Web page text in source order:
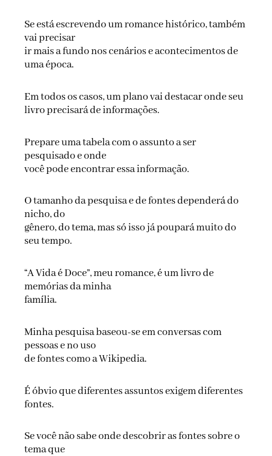
Se está escrevendo um romance histórico, também
vai precisar
ir mais a fundo nos cenários e acontecimentos de
uma época.
Em todos os casos, um plano vai destacar onde seu
livro precisará de informações.
Prepare uma tabela com o assunto a ser
pesquisado e onde
você pode encontrar essa informação.
O tamanho da pesquisa e de fontes dependerá do
nicho, do
gênero, do tema, mas só isso já poupará muito do
seu tempo.
“A Vida é Doce”, meu romance, é um livro de
memórias da minha
família.
Minha pesquisa baseou-se em conversas com
pessoas e no uso
de fontes como a Wikipedia.
É óbvio que diferentes assuntos exigem diferentes
fontes.
Se você não sabe onde descobrir as fontes sobre o
tema que